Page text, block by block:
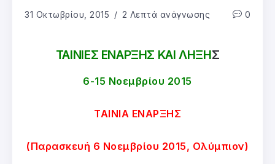
31 Οκτωβρίου, 2015 2 Λεπτά ανάγνωσης 0
ΤΑΙΝΙΕΣ ΕΝΑΡΞΗΣ ΚΑΙ ΛΗΞΗΣ
6-15 Νοεμβρίου 2015
ΤΑΙΝΙΑ ΕΝΑΡΞΗΣ
(Παρασκευή 6 Νοεμβρίου 2015, Ολύμπιον)